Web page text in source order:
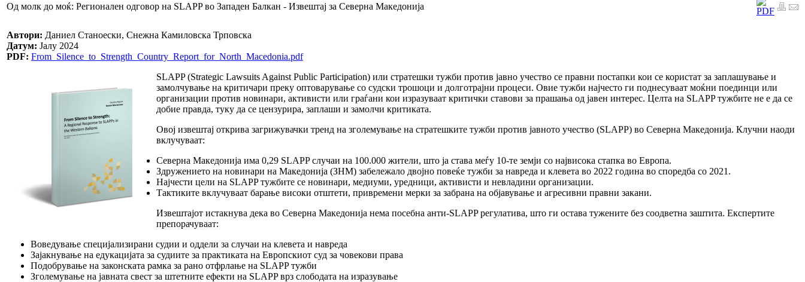
Од молк до моќ: Регионален одговор на SLAPP во Западен Балкан - Извештај за Северна Македонија
Автори: Даниел Станоески, Снежна Камиловска Трповска
Датум: Јалу 2024
PDF: From_Silence_to_Strength_Country_Report_for_North_Macedonia.pdf
SLAPP (Strategic Lawsuits Against Public Participation) или стратешки тужби против јавно учество се правни постапки кои се користат за заплашување и
замолчување на критичари преку оптоварување со судски трошоци и долготрајни процеси. Овие тужби најчесто ги поднесуваат моќни поединци или
организации против новинари, активисти или граѓани кои изразуваат критички ставови за прашања од јавен интерес. Целта на SLAPP тужбите не е да се
добие правда, туку да се цензурира, заплаши и замолчи критиката.
Овој извештај открива загрижувачки тренд на зголемување на стратешките тужби против јавното учество (SLAPP) во Северна Македонија. Клучни наоди
вклучуваат:
Северна Македонија има 0,29 SLAPP случаи на 100.000 жители, што ја става меѓу 10-те земји со највисока стапка во Европа.
Здружението на новинари на Македонија (ЗНМ) забележало двојно повеќе тужби за навреда и клевета во 2022 година во споредба со 2021.
Најчести цели на SLAPP тужбите се новинари, медиуми, уредници, активисти и невладини организации.
Тактиките вклучуваат барање високи отштети, привремени мерки за забрана на објавување и агресивни правни закани.
Извештајот истакнува дека во Северна Македонија нема посебна анти-SLAPP регулатива, што ги остава тужените без соодветна заштита. Експертите
препорачуваат:
Воведување специјализирани судии и оддели за случаи на клевета и навреда
Зајакнување на едукацијата за судиите за практиката на Европскиот суд за човекови права
Подобрување на законската рамка за рано отфрлање на SLAPP тужби
Зголемување на јавната свест за штетните ефекти на SLAPP врз слободата на изразување